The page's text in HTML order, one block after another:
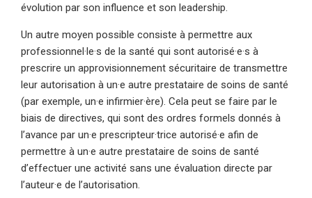
évolution par son influence et son leadership.
Un autre moyen possible consiste à permettre aux
professionnel·le·s de la santé qui sont autorisé·e·s à
prescrire un approvisionnement sécuritaire de transmettre
leur autorisation à un·e autre prestataire de soins de santé
(par exemple, un·e infirmier·ère). Cela peut se faire par le
biais de directives, qui sont des ordres formels donnés à
l’avance par un·e prescripteur·trice autorisé·e afin de
permettre à un·e autre prestataire de soins de santé
d’effectuer une activité sans une évaluation directe par
l’auteur·e de l’autorisation.